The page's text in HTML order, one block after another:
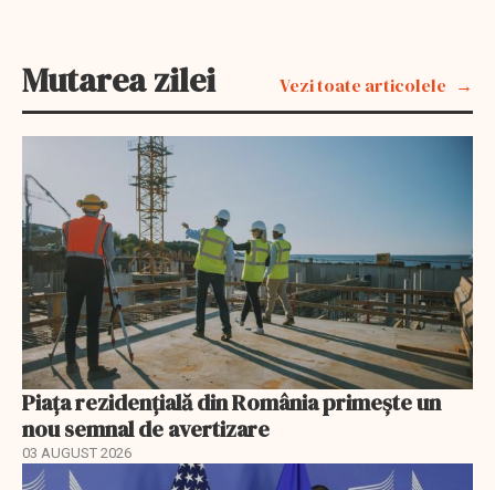
Mutarea zilei Vezi toate articolele
Piața rezidențială din România primește un
nou semnal de avertizare
03 AUGUST 2026